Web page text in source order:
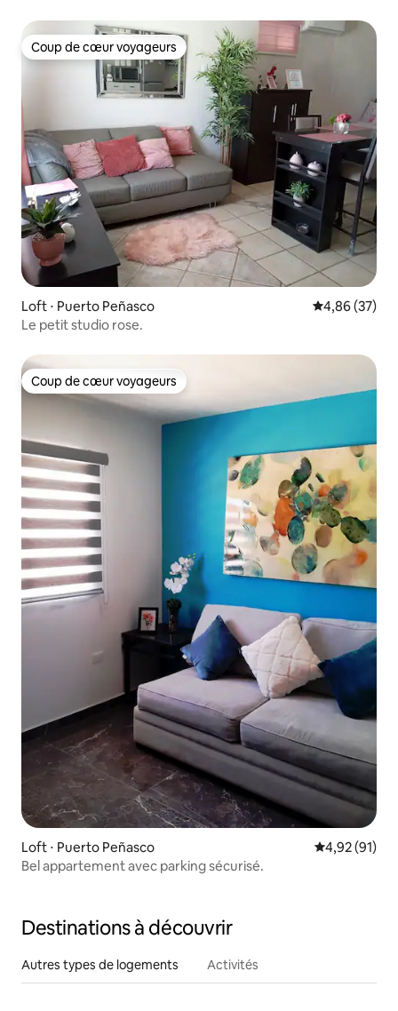
Coup de cœur voyageurs
Coup de cœur voyageurs
Loft ⋅ Puerto Peñasco Évaluation
4,86 (37)
Le petit studio rose.
Coup de cœur voyageurs
Coup de cœur voyageurs
Loft ⋅ Puerto Peñasco Évaluation
4,92 (91)
Bel appartement avec parking sécurisé.
Destinations à découvrir
Autres types de logements Activités